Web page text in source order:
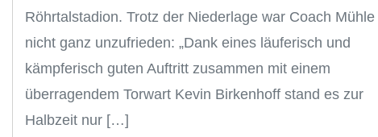
Röhrtalstadion. Trotz der Niederlage war Coach Mühle
nicht ganz unzufrieden: „Dank eines läuferisch und
kämpferisch guten Auftritt zusammen mit einem
überragendem Torwart Kevin Birkenhoff stand es zur
Halbzeit nur […]